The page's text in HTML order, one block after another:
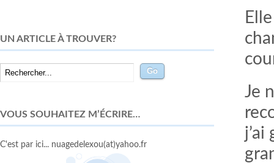
Je
UN ARTICLE À TROUVER?
VOUS SOUHAITEZ M’ÉCRIRE…
C'est par ici... nuagedelexou(at)yahoo.fr